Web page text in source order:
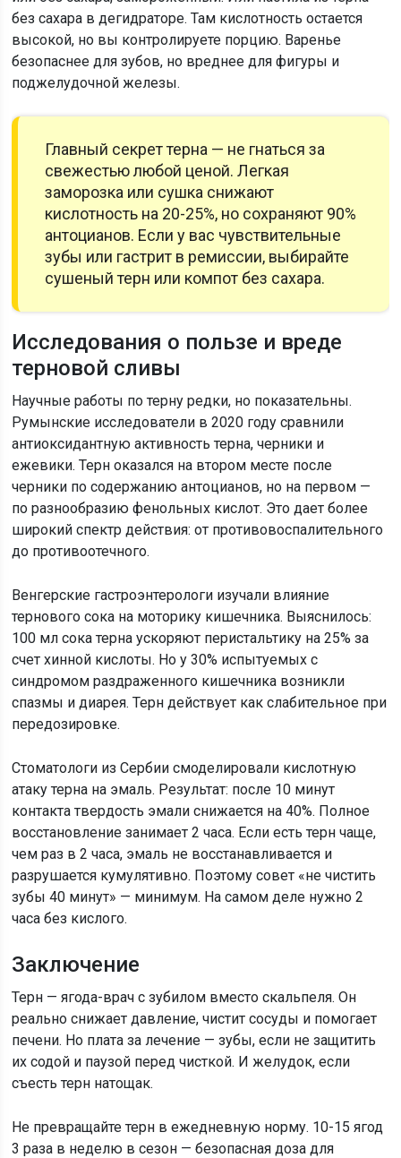
без сахара в дегидраторе. Там кислотность остается
высокой, но вы контролируете порцию. Варенье
безопаснее для зубов, но вреднее для фигуры и
поджелудочной железы.
Главный секрет терна — не гнаться за
свежестью любой ценой. Легкая
заморозка или сушка снижают
кислотность на 20-25%, но сохраняют 90%
антоцианов. Если у вас чувствительные
зубы или гастрит в ремиссии, выбирайте
сушеный терн или компот без сахара.
Исследования о пользе и вреде
терновой сливы
Научные работы по терну редки, но показательны.
Румынские исследователи в 2020 году сравнили
антиоксидантную активность терна, черники и
ежевики. Терн оказался на втором месте после
черники по содержанию антоцианов, но на первом —
по разнообразию фенольных кислот. Это дает более
широкий спектр действия: от противовоспалительного
до противоотечного.
Венгерские гастроэнтерологи изучали влияние
тернового сока на моторику кишечника. Выяснилось:
100 мл сока терна ускоряют перистальтику на 25% за
счет хинной кислоты. Но у 30% испытуемых с
синдромом раздраженного кишечника возникли
спазмы и диарея. Терн действует как слабительное при
передозировке.
Стоматологи из Сербии смоделировали кислотную
атаку терна на эмаль. Результат: после 10 минут
контакта твердость эмали снижается на 40%. Полное
восстановление занимает 2 часа. Если есть терн чаще,
чем раз в 2 часа, эмаль не восстанавливается и
разрушается кумулятивно. Поэтому совет «не чистить
зубы 40 минут» — минимум. На самом деле нужно 2
часа без кислого.
Заключение
Терн — ягода-врач с зубилом вместо скальпеля. Он
реально снижает давление, чистит сосуды и помогает
печени. Но плата за лечение — зубы, если не защитить
их содой и паузой перед чисткой. И желудок, если
съесть терн натощак.
Не превращайте терн в ежедневную норму. 10-15 ягод
3 раза в неделю в сезон — безопасная доза для